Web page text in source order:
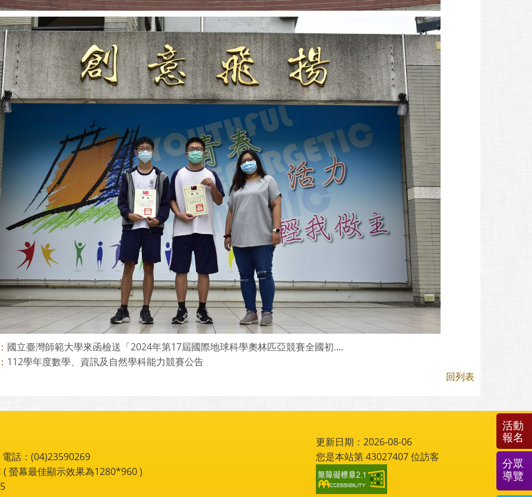
國立臺灣師範大學來函檢送「2024年第17屆國際地球科學奧林匹亞競賽全國初....
112學年度數學、資訊及自然學科能力競賽公告
回列表
話：(04)23590269
螢幕最佳顯示效果為1280*960 )
更新日期：2026-08-06
您是本站第43027407位訪客
活動
報名
分眾
導覽